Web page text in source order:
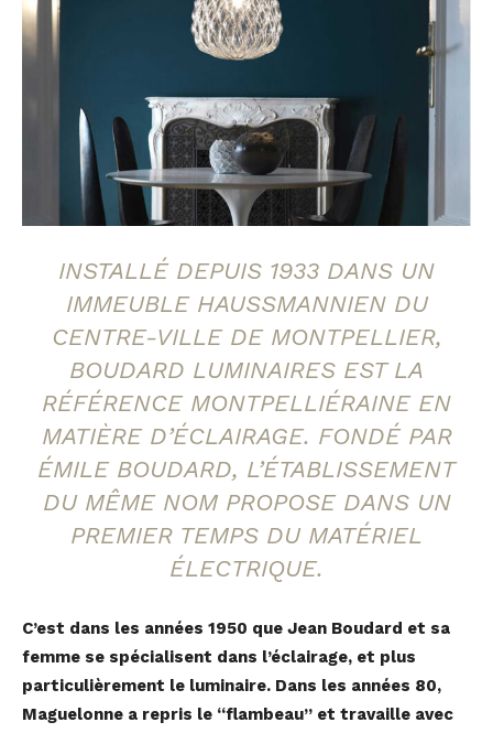
INSTALLÉ DEPUIS 1933 DANS UN
IMMEUBLE HAUSSMANNIEN DU
CENTRE-VILLE DE MONTPELLIER,
BOUDARD LUMINAIRES EST LA
RÉFÉRENCE MONTPELLIÉRAINE EN
MATIÈRE D’ÉCLAIRAGE. FONDÉ PAR
ÉMILE BOUDARD, L’ÉTABLISSEMENT
DU MÊME NOM PROPOSE DANS UN
PREMIER TEMPS DU MATÉRIEL
ÉLECTRIQUE.
C’est dans les années 1950 que Jean Boudard et sa
femme se spécialisent dans l’éclairage, et plus
particulièrement le luminaire. Dans les années 80,
Maguelonne a repris le “flambeau” et travaille avec